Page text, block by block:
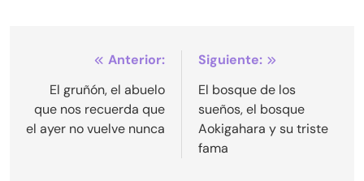
Navegación
entradas
Anterior:
El gruñón, el abuelo
que nos recuerda que
el ayer no vuelve nunca
Siguiente:
El bosque de los
sueños, el bosque
Aokigahara y su triste
fama